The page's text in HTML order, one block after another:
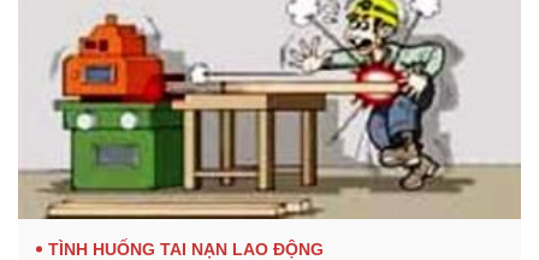
TÌNH HUỐNG TAI NẠN LAO ĐỘNG